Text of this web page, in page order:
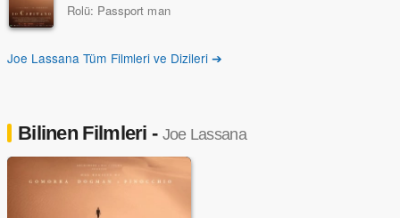
Rolü: Passport man
Joe Lassana Tüm Filmleri ve Dizileri ➔
Bilinen Filmleri - Joe Lassana